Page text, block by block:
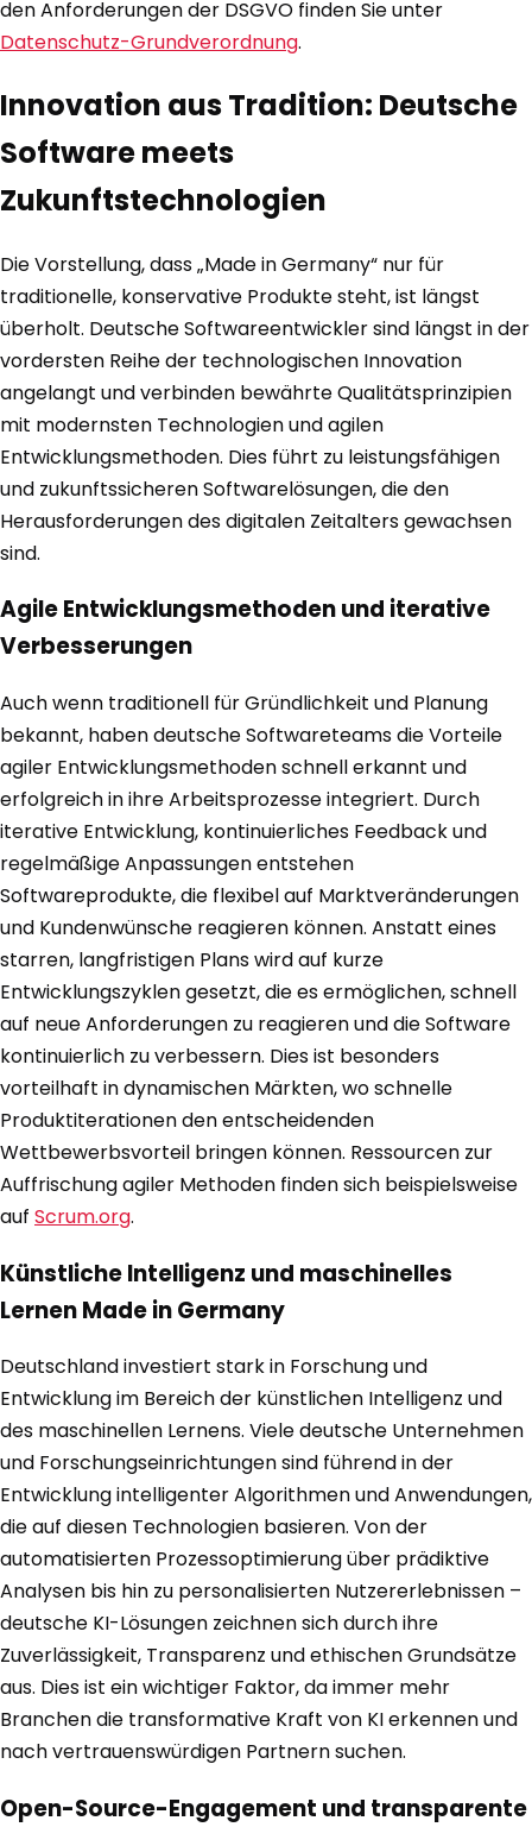
den Anforderungen der DSGVO finden Sie unter
Datenschutz-Grundverordnung.
Innovation aus Tradition: Deutsche
Software meets
Zukunftstechnologien
Die Vorstellung, dass „Made in Germany“ nur für
traditionelle, konservative Produkte steht, ist längst
überholt. Deutsche Softwareentwickler sind längst in der
vordersten Reihe der technologischen Innovation
angelangt und verbinden bewährte Qualitätsprinzipien
mit modernsten Technologien und agilen
Entwicklungsmethoden. Dies führt zu leistungsfähigen
und zukunftssicheren Softwarelösungen, die den
Herausforderungen des digitalen Zeitalters gewachsen
sind.
Agile Entwicklungsmethoden und iterative
Verbesserungen
Auch wenn traditionell für Gründlichkeit und Planung
bekannt, haben deutsche Softwareteams die Vorteile
agiler Entwicklungsmethoden schnell erkannt und
erfolgreich in ihre Arbeitsprozesse integriert. Durch
iterative Entwicklung, kontinuierliches Feedback und
regelmäßige Anpassungen entstehen
Softwareprodukte, die flexibel auf Marktveränderungen
und Kundenwünsche reagieren können. Anstatt eines
starren, langfristigen Plans wird auf kurze
Entwicklungszyklen gesetzt, die es ermöglichen, schnell
auf neue Anforderungen zu reagieren und die Software
kontinuierlich zu verbessern. Dies ist besonders
vorteilhaft in dynamischen Märkten, wo schnelle
Produktiterationen den entscheidenden
Wettbewerbsvorteil bringen können. Ressourcen zur
Auffrischung agiler Methoden finden sich beispielsweise
auf Scrum.org.
Künstliche Intelligenz und maschinelles
Lernen Made in Germany
Deutschland investiert stark in Forschung und
Entwicklung im Bereich der künstlichen Intelligenz und
des maschinellen Lernens. Viele deutsche Unternehmen
und Forschungseinrichtungen sind führend in der
Entwicklung intelligenter Algorithmen und Anwendungen,
die auf diesen Technologien basieren. Von der
automatisierten Prozessoptimierung über prädiktive
Analysen bis hin zu personalisierten Nutzererlebnissen –
deutsche KI-Lösungen zeichnen sich durch ihre
Zuverlässigkeit, Transparenz und ethischen Grundsätze
aus. Dies ist ein wichtiger Faktor, da immer mehr
Branchen die transformative Kraft von KI erkennen und
nach vertrauenswürdigen Partnern suchen.
Open-Source-Engagement und transparente